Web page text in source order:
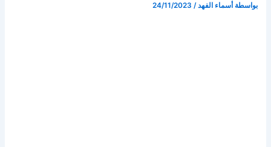
بواسطة أسماء الفهد/
24/11/2023